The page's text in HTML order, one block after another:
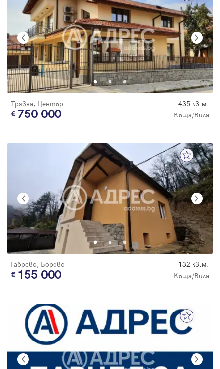
Трявна, Център 435 кв.м.
750 000 Къща/Вила
Габрово, Борово 132 кв.м.
155 000 Къща/Вила